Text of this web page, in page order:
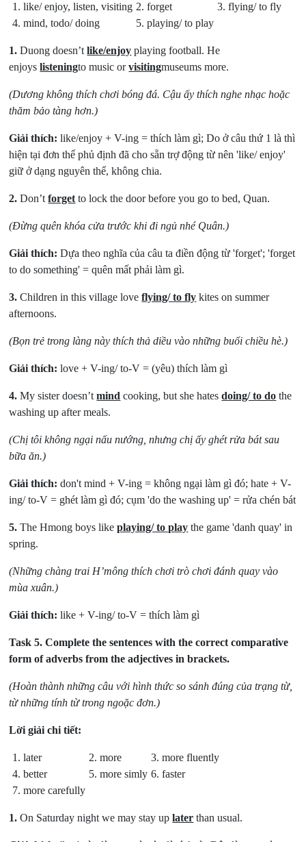
1. like/ enjoy, listen, visiting 2. forget
3. flying/ to fly
4. mind, todo/ doing
5. playing/ to play
1. Duong doesn’tlike/enjoy playing football. He
enjoyslisteningto music orvisitingmuseums more.
(Dương không thích chơi bóng đá. Cậu ấy thích nghe nhạc hoặc
thăm bảo tàng hơn.)
Giải thích: like/enjoy + V-ing = thích làm gì; Do ở câu thứ 1 là thì
hiện tại đơn thể phủ định đã cho sẵn trợ động từ nên 'like/ enjoy'
giữ ở dạng nguyên thể, không chia.
2. Don’tforgetto lock the door before you go to bed, Quan.
(Đừng quên khóa cửa trước khi đi ngủ nhé Quân.)
Giải thích: Dựa theo nghĩa của câu ta điền động từ 'forget'; 'forget
to do something' = quên mất phải làm gì.
3. Children in this village loveflying/ to fly kites on summer
afternoons.
(Bọn trẻ trong làng này thích thả diều vào những buổi chiều hè.)
Giải thích: love + V-ing/ to-V = (yêu) thích làm gì
4. My sister doesn’tmind cooking, but she hatesdoing/ to do the
washing up after meals.
(Chị tôi không ngại nấu nướng, nhưng chị ấy ghét rửa bát sau
bữa ăn.)
Giải thích: don't mind + V-ing = không ngại làm gì đó; hate + V-
ing/ to-V = ghét làm gì đó; cụm 'do the washing up' = rửa chén bát
5. The Hmong boys likeplaying/ to play the game 'danh quay' in
spring.
(Những chàng trai H’mông thích chơi trò chơi đánh quay vào
mùa xuân.)
Giải thích: like + V-ing/ to-V = thích làm gì
Task 5.Complete the sentences with the correct comparative
form of adverbs from the adjectives in brackets.
(Hoàn thành những câu với hình thức so sánh đúng của trạng từ,
từ những tính từ trong ngoặc đơn.)
Lời giải chi tiết:
1. later 2. more
3. more fluently
4. better
5. more simly 6. faster
7. more carefully
1. On Saturday night we may stay uplater than usual.